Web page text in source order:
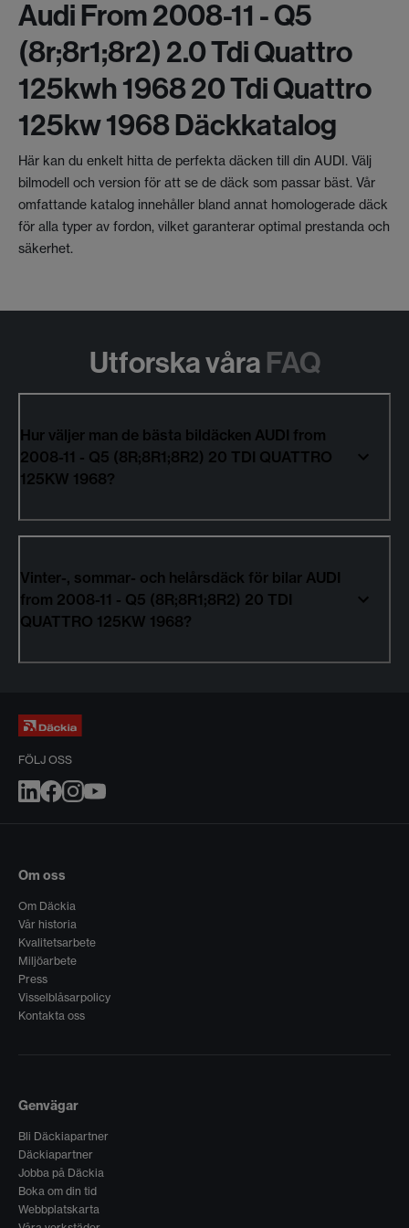
Audi From 2008-11 - Q5
(8r;8r1;8r2) 2.0 Tdi Quattro
125kwh 1968 20 Tdi Quattro
125kw 1968 Däckkatalog
Här kan du enkelt hitta de perfekta däcken till din AUDI. Välj
bilmodell och version för att se de däck som passar bäst. Vår
omfattande katalog innehåller bland annat homologerade däck
för alla typer av fordon, vilket garanterar optimal prestanda och
säkerhet.
Utforska våra FAQ
Hur väljer man de bästa bildäcken AUDI from
2008-11 - Q5 (8R;8R1;8R2) 20 TDI QUATTRO
125KW 1968?
Vinter-, sommar- och helårsdäck för bilar AUDI
from 2008-11 - Q5 (8R;8R1;8R2) 20 TDI
QUATTRO 125KW 1968?
FÖLJ OSS
Om oss
Om Däckia
Vår historia
Kvalitetsarbete
Miljöarbete
Press
Visselblåsarpolicy
Kontakta oss
Genvägar
Bli Däckiapartner
Däckiapartner
Jobba på Däckia
Boka om din tid
Webbplatskarta